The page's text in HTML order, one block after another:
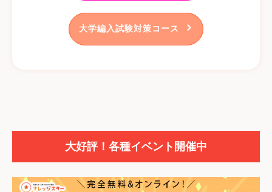
大学編入試験対策コース
大好評！各種イベント開催中